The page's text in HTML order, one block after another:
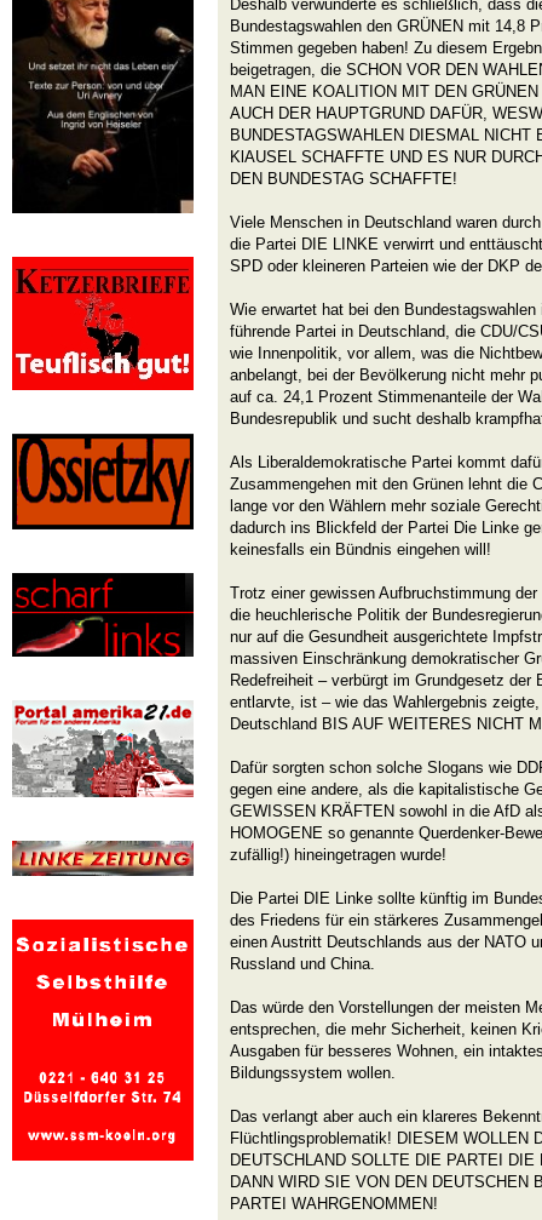
Deshalb verwunderte es schließlich, dass
Bundestagswahlen den GRÜNEN mit 14,8
Stimmen gegeben haben! Zu diesem
beigetragen, die SCHON VOR DEN
MAN EINE KOALITION MIT DEN
AUCH DER HAUPTGRUND DAFÜR,
BUNDESTAGSWAHLEN DIESMAL NICHT
KlAUSEL SCHAFFTE UND ES NUR
DEN BUNDESTAG SCHAFFTE!
Viele Menschen in Deutschland waren
die Partei DIE LINKE verwirrt und
SPD oder kleineren Parteien wie der DKP
Wie erwartet hat bei den
führende Partei in Deutschland, die CDU/
wie Innenpolitik, vor allem, was die
anbelangt, bei der Bevölkerung nicht mehr
auf ca. 24,1 Prozent Stimmenanteile der
Bundesrepublik und sucht deshalb
Als Liberaldemokratische Partei kommt
Zusammengehen mit den Grünen lehnt die
lange vor den Wählern mehr soziale
dadurch ins Blickfeld der Partei Die Linke
keinesfalls ein Bündnis eingehen will!
Trotz einer gewissen Aufbruchstimmung
die heuchlerische Politik der
nur auf die Gesundheit ausgerichtete
massiven Einschränkung demokratischer
Redefreiheit – verbürgt im Grundgesetz der
entlarvte, ist – wie das Wahlergebnis
Deutschland BIS AUF WEITERES NICHT
Dafür sorgten schon solche Slogans wie
gegen eine andere, als die kapitalistische
GEWISSEN KRÄFTEN sowohl in die AfD
HOMOGENE so genannte Querdenker-
zufällig!) hineingetragen wurde!
Die Partei DIE Linke sollte künftig im
des Friedens für ein stärkeres
einen Austritt Deutschlands aus der NATO
Russland und China.
Das würde den Vorstellungen der meisten
entsprechen, die mehr Sicherheit, keinen
Ausgaben für besseres Wohnen, ein
Bildungssystem wollen.
Das verlangt aber auch ein klareres
Flüchtlingsproblematik! DIESEM WOLLEN
DEUTSCHLAND SOLLTE DIE PARTEI
DANN WIRD SIE VON DEN DEUTSCHEN
PARTEI WAHRGENOMMEN!